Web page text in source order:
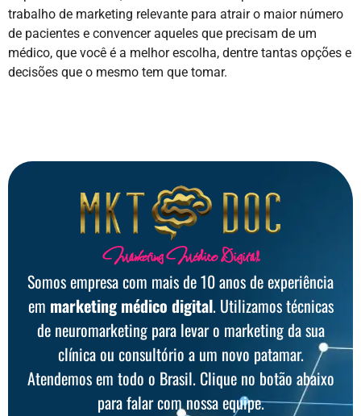
trabalho de marketing relevante para atrair o maior número
de pacientes e convencer aqueles que precisam de um
médico, que você é a melhor escolha, dentre tantas opções e
decisões que o mesmo tem que tomar.
Marketing Médico Digital
Somos empresa com mais de 10 anos de experiência
em marketing médico digital. Utilizamos técnicas
de neuromarketing para levar o marketing da sua
clínica ou consultório a um novo patamar.
Atendemos em todo o Brasil. Clique no botão abaixo
para falar com nossa equipe.